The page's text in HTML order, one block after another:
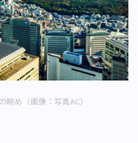
め（画像：写真AC）